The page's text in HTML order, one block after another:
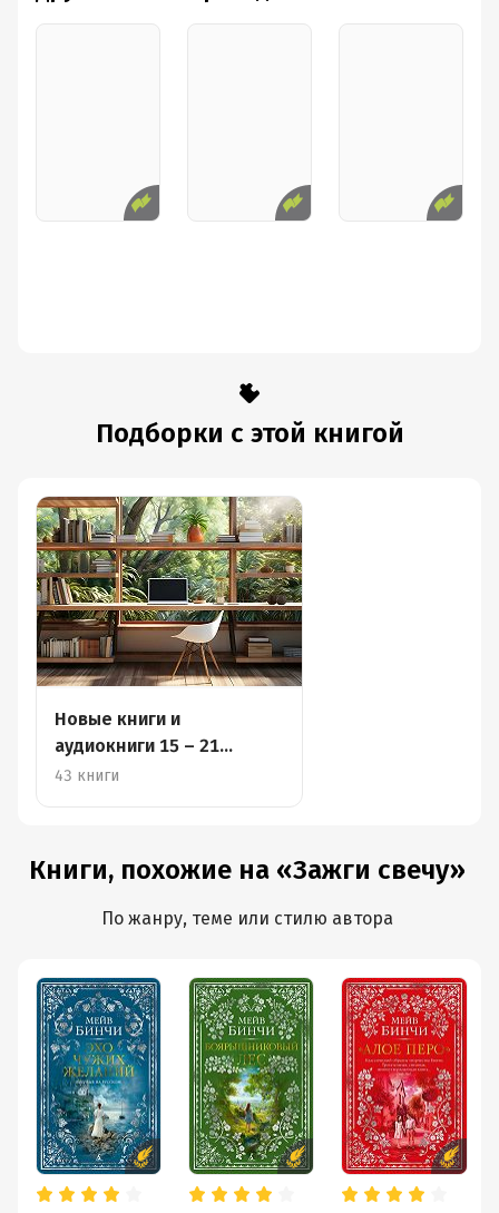
яблонь дым, сгинет, сотрётся, забудется, что и
останется, так это их дружба. Неувядающая, нерушимая.
Подборки с этой книгой
Новые книги и
аудиокниги 15 – 21
апреля
43 книги
Книги, похожие на «Зажги свечу»
По жанру, теме или стилю автора